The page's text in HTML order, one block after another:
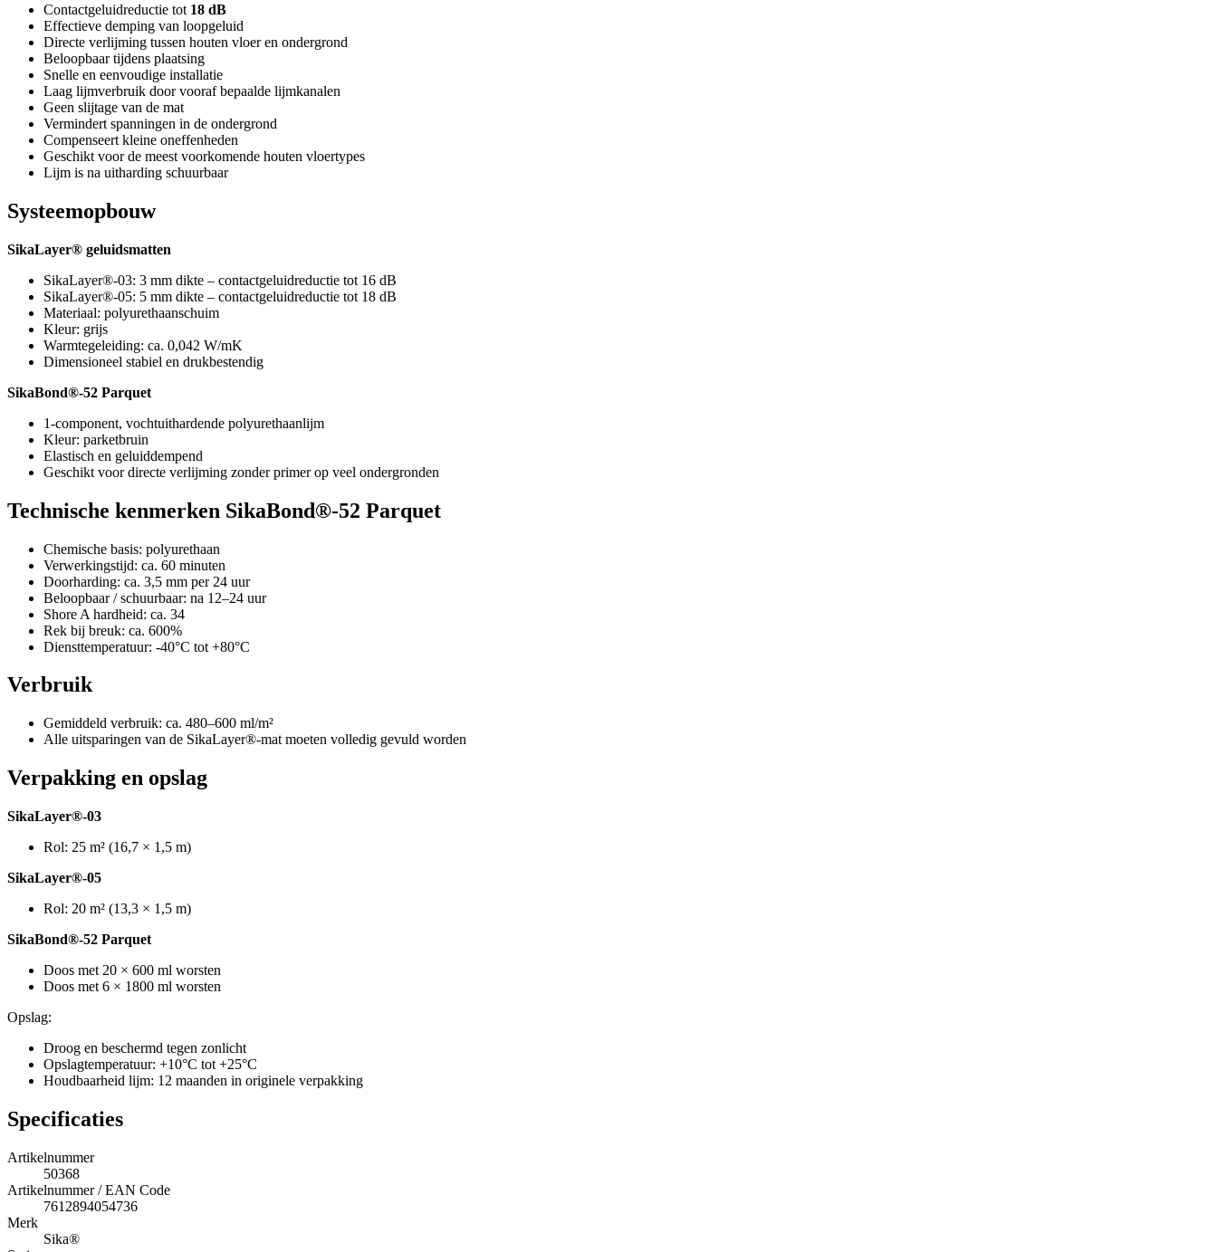
Contactgeluidreductie tot 18 dB
Effectieve demping van loopgeluid
Directe verlijming tussen houten vloer en ondergrond
Beloopbaar tijdens plaatsing
Snelle en eenvoudige installatie
Laag lijmverbruik door vooraf bepaalde lijmkanalen
Geen slijtage van de mat
Vermindert spanningen in de ondergrond
Compenseert kleine oneffenheden
Geschikt voor de meest voorkomende houten vloertypes
Lijm is na uitharding schuurbaar
Systeemopbouw
SikaLayer® geluidsmatten
SikaLayer®-03: 3 mm dikte – contactgeluidreductie tot 16 dB
SikaLayer®-05: 5 mm dikte – contactgeluidreductie tot 18 dB
Materiaal: polyurethaanschuim
Kleur: grijs
Warmtegeleiding: ca. 0,042 W/mK
Dimensioneel stabiel en drukbestendig
SikaBond®-52 Parquet
1-component, vochtuithardende polyurethaanlijm
Kleur: parketbruin
Elastisch en geluiddempend
Geschikt voor directe verlijming zonder primer op veel ondergronden
Technische kenmerken SikaBond®-52 Parquet
Chemische basis: polyurethaan
Verwerkingstijd: ca. 60 minuten
Doorharding: ca. 3,5 mm per 24 uur
Beloopbaar / schuurbaar: na 12–24 uur
Shore A hardheid: ca. 34
Rek bij breuk: ca. 600%
Diensttemperatuur: -40°C tot +80°C
Verbruik
Gemiddeld verbruik: ca. 480–600 ml/m²
Alle uitsparingen van de SikaLayer®-mat moeten volledig gevuld worden
Verpakking en opslag
SikaLayer®-03
Rol: 25 m² (16,7 × 1,5 m)
SikaLayer®-05
Rol: 20 m² (13,3 × 1,5 m)
SikaBond®-52 Parquet
Doos met 20 × 600 ml worsten
Doos met 6 × 1800 ml worsten
Opslag:
Droog en beschermd tegen zonlicht
Opslagtemperatuur: +10°C tot +25°C
Houdbaarheid lijm: 12 maanden in originele verpakking
Specificaties
Artikelnummer
50368
Artikelnummer / EAN Code
7612894054736
Merk
Sika®